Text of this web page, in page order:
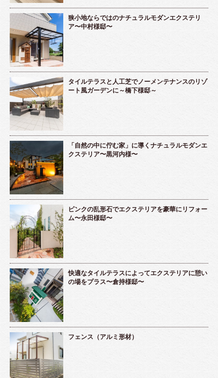
狭小地ならではのナチュラルモダンエクステリ
ア〜中村様邸〜
タイルテラスと人工芝でノーメンテナンスのリゾ
ート風ガーデンに～橋下様邸～
「自然の中に佇む家」に導くナチュラルモダンエ
クステリア〜黒河内様〜
ピンクの乱形石でエクステリアを豪華にリフォー
ム〜永田様邸〜
快適なタイルテラスによってエクステリアに憩い
の場をプラス〜倉持様邸〜
フェンス（アルミ形材）